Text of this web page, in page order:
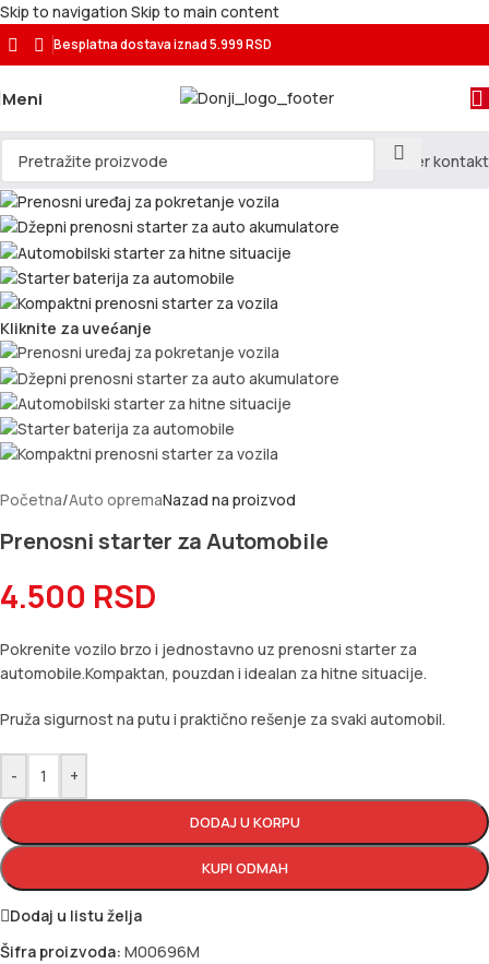
Skip to navigation Skip to main content
Besplatna dostava iznad 5.999 RSD
Meni
Kliknite za uvećanje
Početna/Auto opremaNazad na proizvod
Prenosni starter za Automobile
4.500 RSD
Pokrenite vozilo brzo i jednostavno uz prenosni starter za
automobile.Kompaktan, pouzdan i idealan za hitne situacije.
Pruža sigurnost na putu i praktično rešenje za svaki automobil.
- +
DODAJ U KORPU
KUPI ODMAH
Dodaj u listu želja
Šifra proizvoda: M00696M